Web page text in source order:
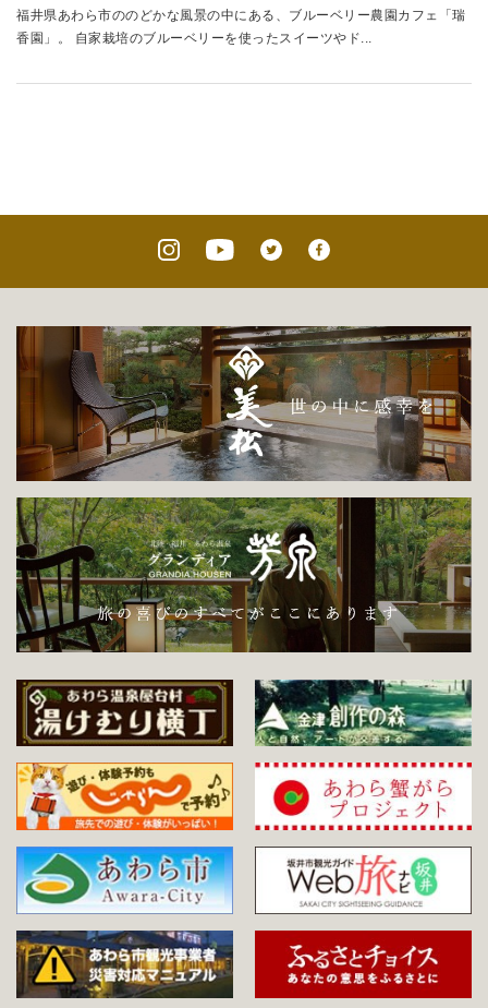
福井県あわら市ののどかな風景の中にある、ブルーベリー農園カフェ「瑞
香園」。 自家栽培のブルーベリーを使ったスイーツやド...